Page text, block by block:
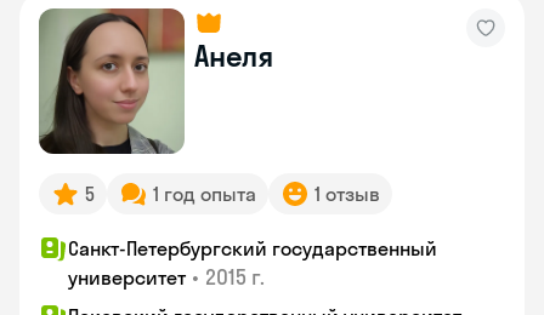
Анеля
5 1 год опыта 1 отзыв
Санкт-Петербургский государственный
университет • 2015 г.